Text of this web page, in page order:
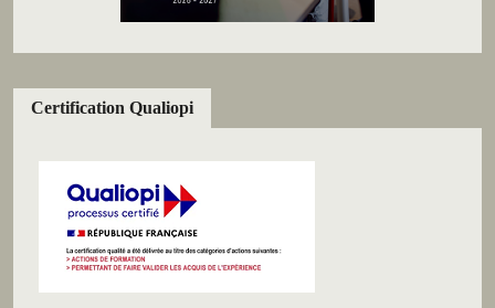
Certification Qualiopi